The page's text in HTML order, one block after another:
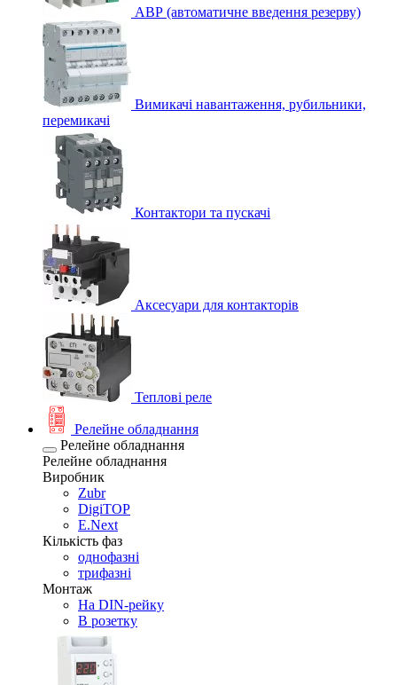
АВР (автоматичне введення резерву)
Вимикачі навантаження, рубильники,
перемикачі
Контактори та пускачі
Аксесуари для контакторів
Теплові реле
Релейне обладнання
Релейне обладнання
Релейне обладнання
Виробник
Zubr
DigiTOP
E.Next
Кількість фаз
однофазні
трифазні
Монтаж
На DIN-рейку
В розетку